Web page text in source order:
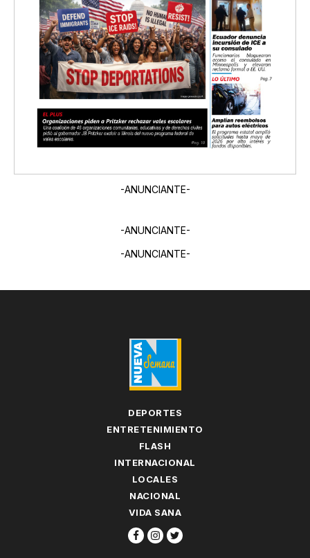
-ANUNCIANTE-
-ANUNCIANTE-
-ANUNCIANTE-
DEPORTES
ENTRETENIMIENTO
FLASH
INTERNACIONAL
LOCALES
NACIONAL
VIDA SANA